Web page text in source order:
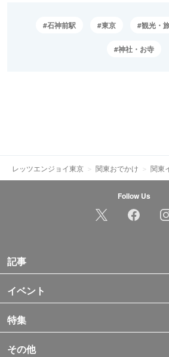
石神前駅 東京 観光・
神社・お寺
レッツエンジョイ東京 関東おでかけ 関東
Follow Us
記事
イベント
特集
その他